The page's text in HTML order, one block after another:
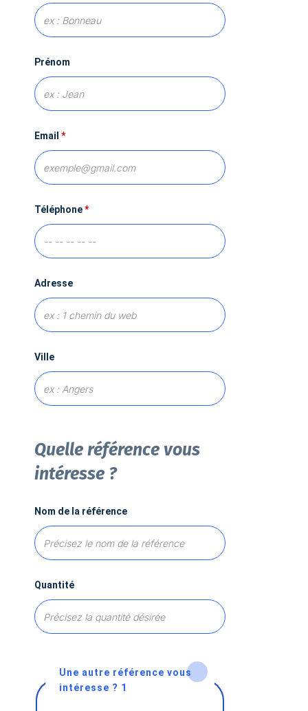
Prénom
Email *
Téléphone*
Adresse
Ville
Quelle référence vous
intéresse ?
Nom de la référence
Quantité
Une autre référence vous
intéresse ? 1